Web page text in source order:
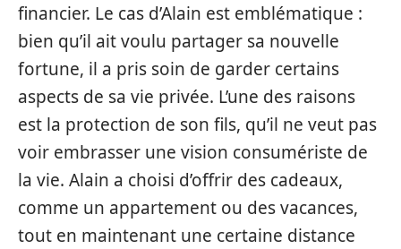
financier. Le cas d’Alain est emblématique :
bien qu’il ait voulu partager sa nouvelle
fortune, il a pris soin de garder certains
aspects de sa vie privée. L’une des raisons
est la protection de son fils, qu’il ne veut pas
voir embrasser une vision consumériste de
la vie. Alain a choisi d’offrir des cadeaux,
comme un appartement ou des vacances,
tout en maintenant une certaine distance